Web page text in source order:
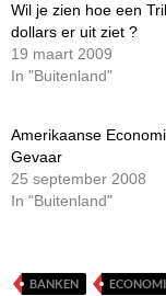
Wil je zien hoe een
dollars er uit ziet ?
19 maart 2009
In "Buitenland"
Amerikaanse
Gevaar
25 september 2008
In "Buitenland"
BANKEN